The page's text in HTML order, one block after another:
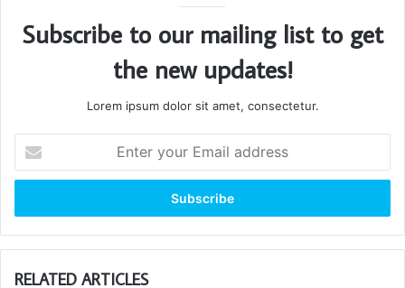
Subscribe to our mailing list to get
the new updates!
Lorem ipsum dolor sit amet, consectetur.
your
Email
RELATED ARTICLES